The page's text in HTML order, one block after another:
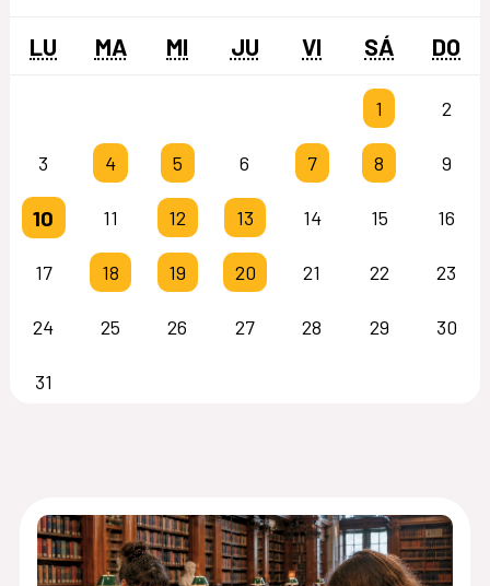
LU MA MI JU VI SÁ DO
1 2
3 4 5 6 7 8 9
10 11 12 13 14 15 16
17 18 19 20 21 22 23
24 25 26 27 28 29 30
31